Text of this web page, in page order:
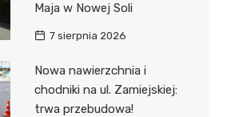
Maja w Nowej Soli
7 sierpnia 2026
Nowa nawierzchnia i
chodniki na ul. Zamiejskiej:
trwa przebudowa!